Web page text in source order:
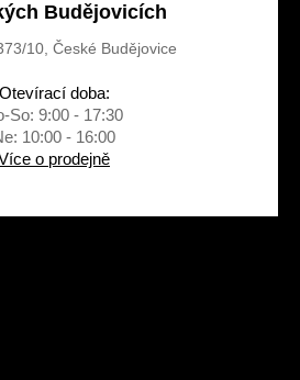
Budějovicích
10, České Budějovice
Otevírací doba:
So: 9:00 - 17:30
10:00 - 16:00
o prodejně